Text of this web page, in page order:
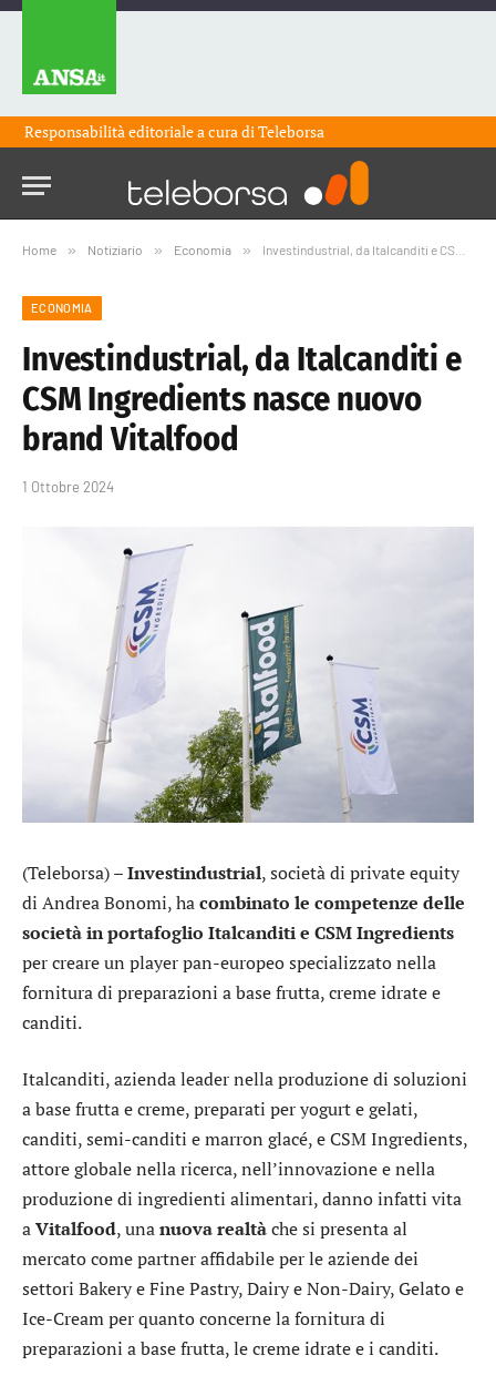
Responsabilità editoriale a cura diTeleborsa
Home » Notiziario » Economia » Investindustrial, da Italcanditi e CSM Ingredients nasce nuovo brand Vitalfood
ECONOMIA
Investindustrial, da Italcanditi e
CSM Ingredients nasce nuovo
brand Vitalfood
1 Ottobre 2024
(Teleborsa) –Investindustrial, società di private equity
di Andrea Bonomi, hacombinato le competenze delle
società in portafoglio Italcanditi e CSM Ingredients
per creare un player pan-europeo specializzato nella
fornitura di preparazioni a base frutta, creme idrate e
canditi.
Italcanditi, azienda leader nella produzione di soluzioni
a base frutta e creme, preparati per yogurt e gelati,
canditi, semi-canditi e marron glacé, e CSM Ingredients,
attore globale nella ricerca, nell’innovazione e nella
produzione di ingredienti alimentari, danno infatti vita
aVitalfood, unanuova realtàche si presenta al
mercato come partner affidabile per le aziende dei
settori Bakery e Fine Pastry, Dairy e Non-Dairy, Gelato e
Ice-Cream per quanto concerne la fornitura di
preparazioni a base frutta, le creme idrate e i canditi.